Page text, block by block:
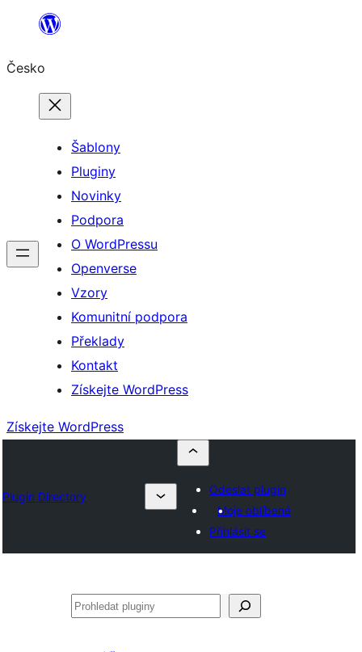
Přeskočit
obsah
Česko
Šablony
Pluginy
Novinky
Podpora
O WordPressu
Openverse
Vzory
Komunitní podpora
Překlady
Kontakt
Získejte WordPress
Získejte WordPress
Plugin Directory
Odeslat plugin
Moje oblíbené
Přihlásit se
Hledat